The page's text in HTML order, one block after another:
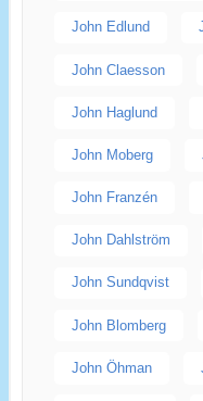
John Edlund
John Claesson
John Haglund
John Moberg
John Franzén
John Dahlström
John Sundqvist
John Blomberg
John Öhman